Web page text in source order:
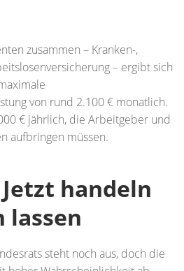
zusammen – Kranken-,
– ergibt sich
von rund 2.100 € monatlich.
€ jährlich, die Arbeitgeber und
aufbringen müssen.
handeln
lassen
steht noch aus, doch die